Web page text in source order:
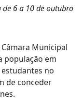
de 6 a 10 de outubro
Municipal
população em
no
de conceder